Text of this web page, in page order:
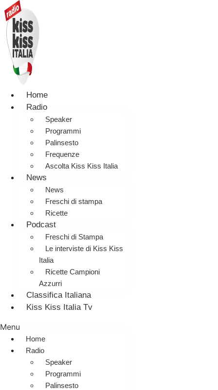
Home
Radio
Speaker
Programmi
Palinsesto
Frequenze
Ascolta Kiss Kiss Italia
News
News
Freschi di stampa
Ricette
Podcast
Freschi di Stampa
Le interviste di Kiss Kiss
Italia
Ricette Campioni
Azzurri
Classifica Italiana
Kiss Kiss Italia Tv
Menu
Home
Radio
Speaker
Programmi
Palinsesto